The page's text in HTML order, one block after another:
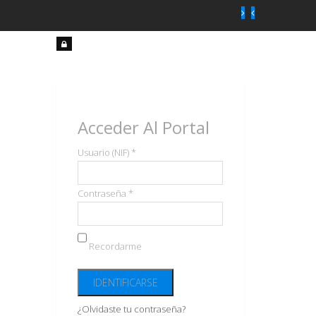
Acceder Al Portal
Usuario (NIF) *
Contraseña *
Recordarme
¿Olvidaste tu contraseña?